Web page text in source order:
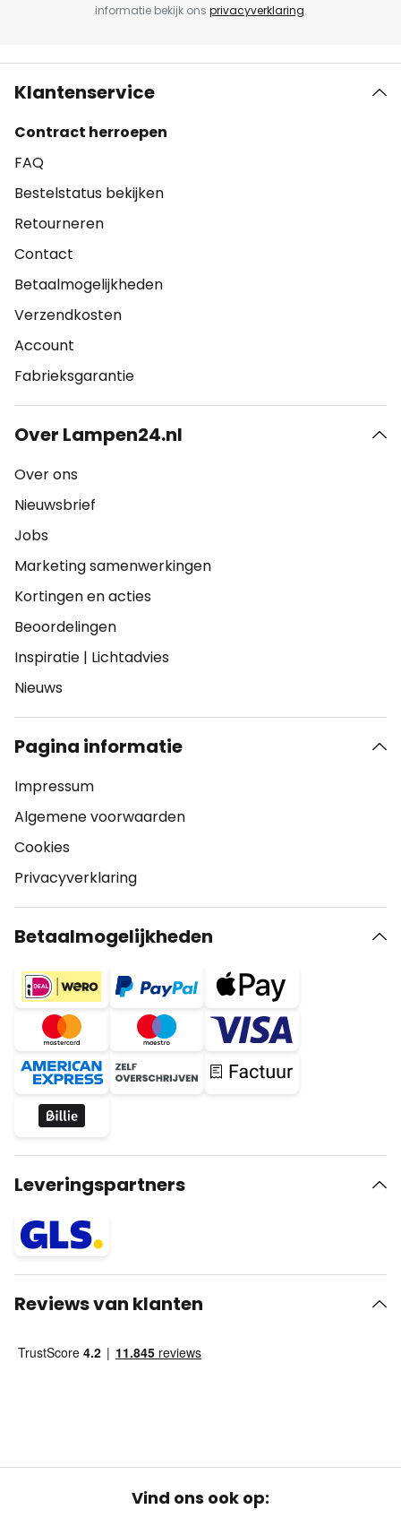
informatie bekijk ons privacyverklaring.
Klantenservice
Contract herroepen
FAQ
Bestelstatus bekijken
Retourneren
Contact
Betaalmogelijkheden
Verzendkosten
Account
Fabrieksgarantie
Over Lampen24.nl
Over ons
Nieuwsbrief
Jobs
Marketing samenwerkingen
Kortingen en acties
Beoordelingen
Inspiratie | Lichtadvies
Nieuws
Pagina informatie
Impressum
Algemene voorwaarden
Cookies
Privacyverklaring
Betaalmogelijkheden
Leveringspartners
Reviews van klanten
Vind ons ook op: